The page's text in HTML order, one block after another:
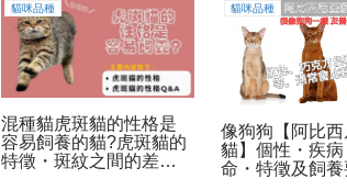
貓咪品種
【世界最貴貓】阿什拉
貓能不能在台灣養?個
性、費用與飼養方式
豆知識
貓咪不能吃的53
吃了之後就會中
解說症狀、致死